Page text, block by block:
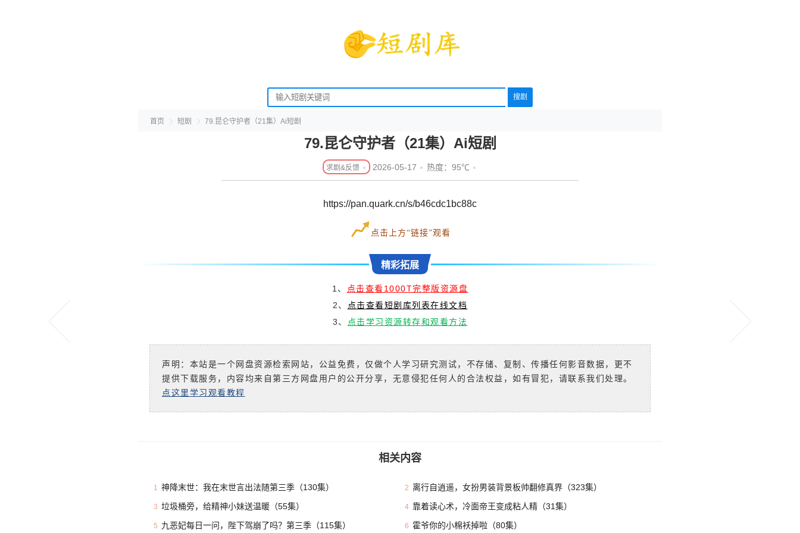
搜剧
首页 短剧 79.昆仑守护者（21集）Ai短剧
79.昆仑守护者（21集）Ai短剧
2026-05-17 热度：95℃
https://pan.quark.cn/s/b46cdc1bc88c
点击上方“链接”观看
精彩拓展
1、 点击查看1000T完整版资源盘
2、 点击查看短剧库列表在线文档
3、 点击学习资源转存和观看方法
声明：本站是一个网盘资源检索网站，公益免费，仅做个人学习研究测试，不存储、复制、传播任何影音数据，更不
提供下载服务，内容均来自第三方网盘用户的公开分享，无意侵犯任何人的合法权益，如有冒犯，请联系我们处理。
点这里学习观看教程
相关内容
1 神降末世：我在末世言出法随第三季（130集） 2 离行自逍遥，女扮男装背景板帅翻修真界（323集）
3 垃圾桶旁，给精神小妹送温暖（55集） 4 靠着读心术，冷面帝王变成粘人精（31集）
5 九恶妃每日一问，陛下驾崩了吗？第三季（115集） 6 霍爷你的小棉袄掉啦（80集）